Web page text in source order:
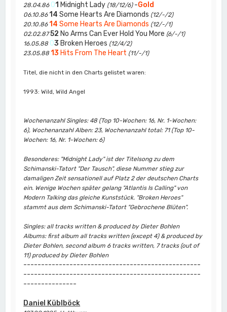
28.04.86 01 Midnight Lady (18/12/6)-Gold
06.10.86 14 Some Hearts Are Diamonds (12/-/2)
20.10.86 14 Some Hearts Are Diamonds (12/-/1)
02.02.87 52 No Arms Can Ever Hold You More (6/-/1)
16.05.88 03 Broken Heroes (12/4/2)
23.05.88 13 Hits From The Heart (11/-/1)
Titel, die nicht in den Charts gelistet waren:
1993: Wild, Wild Angel
Wochenanzahl Singles: 48 (Top 10-Wochen: 16, Nr. 1-Wochen:
6), Wochenanzahl Alben: 23, Wochenanzahl total: 71 (Top 10-
Wochen: 16, Nr. 1-Wochen: 6)
Besonderes: "Midnight Lady" ist der Titelsong zu dem
Schimanski-Tatort "Der Tausch", diese Nummer stieg zur
damaligen Zeit sensationell auf Platz 2 der deutschen Charts
ein. Wenige Wochen später gelang "Atlantis Is Calling" von
Modern Talking das gleiche Kunststück. "Broken Heroes"
stammt aus dem Schimanski-Tatort "Gebrochene Blüten".
Singles: all tracks written & produced by Dieter Bohlen
Albums: first album all tracks written (except 4) & produced by
Dieter Bohlen, second album 6 tracks written, 7 tracks (out of
11) produced by Dieter Bohlen
--------------------------------------------------
--------------------------------------------------
---------------
Daniel Küblböck